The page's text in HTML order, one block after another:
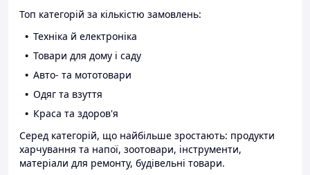
Топ категорій за кількістю замовлень:
Техніка й електроніка
Товари для дому і саду
Авто- та мототовари
Одяг та взуття
Краса та здоров'я
Серед категорій, що найбільше зростають: продукти
харчування та напої, зоотовари, інструменти,
матеріали для ремонту, будівельні товари.